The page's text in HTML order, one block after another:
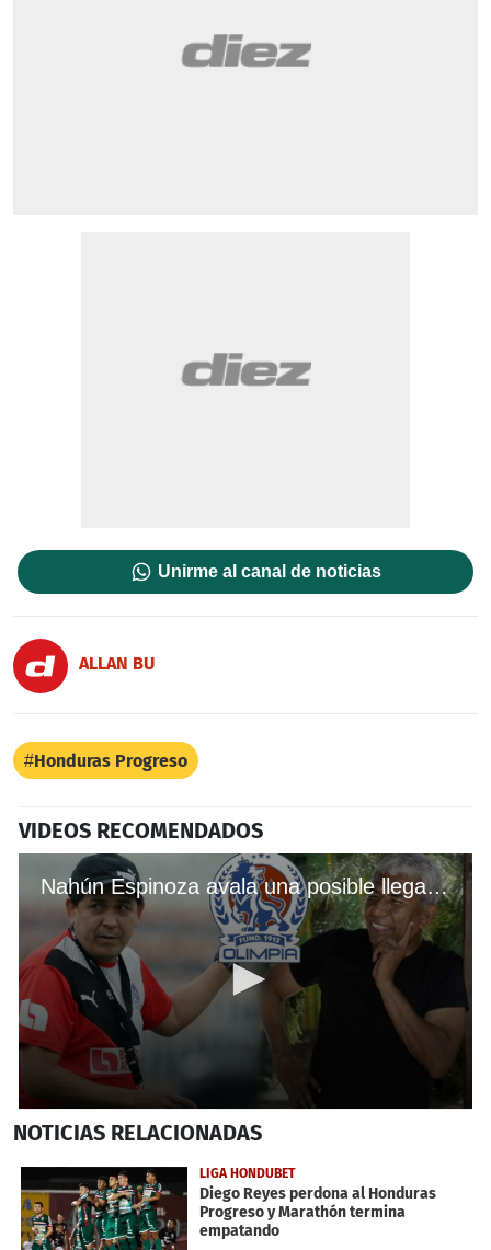
Unirme al canal de noticias
ALLAN BU
Honduras Progreso
VIDEOS RECOMENDADOS
Nahún Espinoza avala una posible llegada de Héctor Castellón a Olimpia
seconds
24
seconds
NOTICIAS RELACIONADAS
LIGA HONDUBET
Diego Reyes perdona al Honduras
Progreso y Marathón termina
empatando